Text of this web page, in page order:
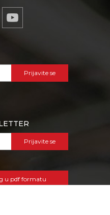
Prijavite se
Prijavite se
u pdf formatu